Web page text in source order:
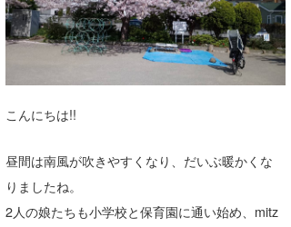
こんにちは!!
昼間は南風が吹きやすくなり、だいぶ暖かくな
りましたね。
2人の娘たちも小学校と保育園に通い始め、mitz
沖縄
Core Surf Japan